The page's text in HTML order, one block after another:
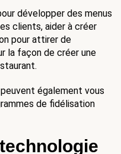
développer des menus
clients, aider à créer
pour attirer de
la façon de créer une
également vous
de fidélisation